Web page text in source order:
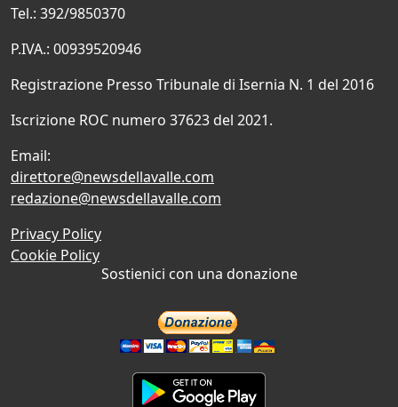
Tel.: 392/9850370
P.IVA.: 00939520946
Registrazione Presso Tribunale di Isernia N. 1 del 2016
Iscrizione ROC numero 37623 del 2021.
Email:
direttore@newsdellavalle.com
redazione@newsdellavalle.com
Privacy Policy
Cookie Policy
Sostienici con una donazione